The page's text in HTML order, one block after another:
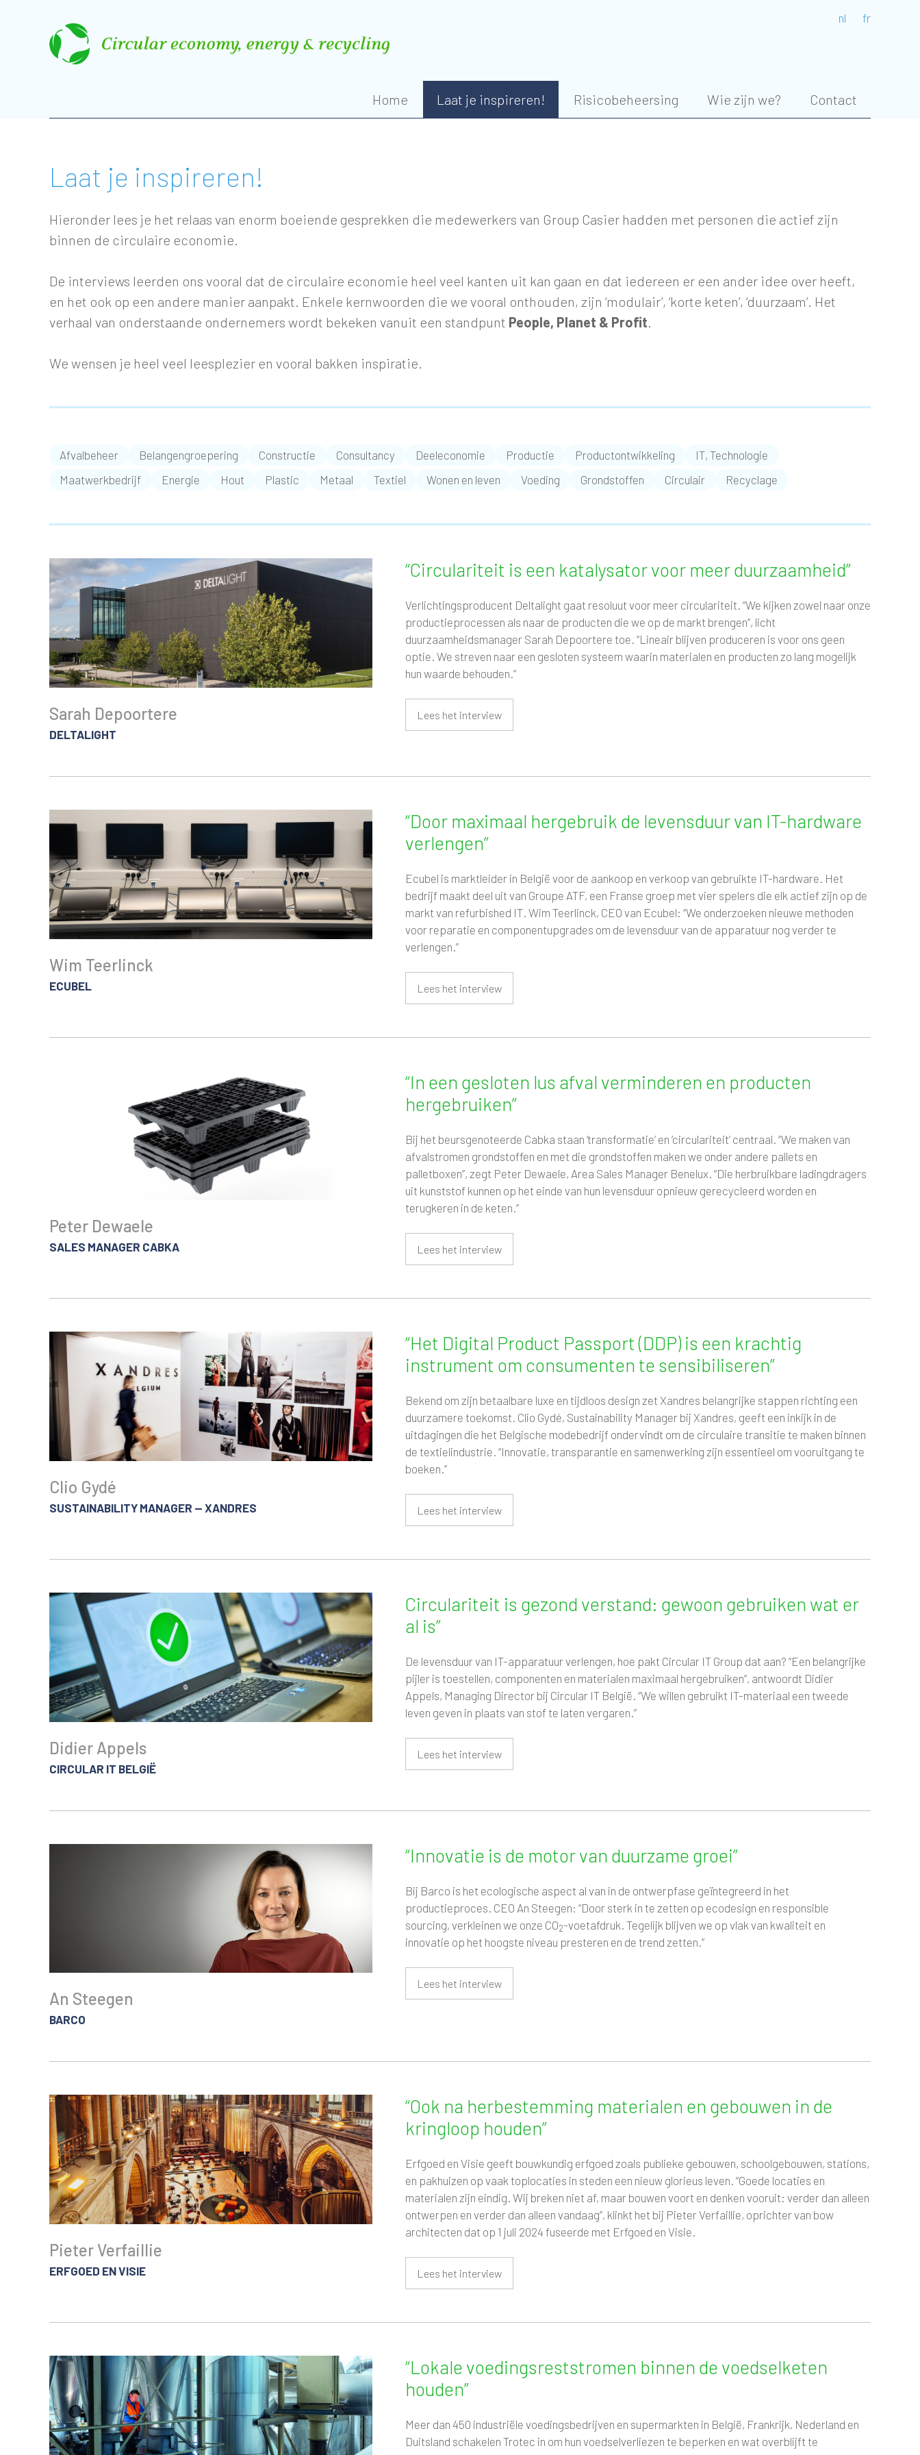
nl fr
Home Laat je inspireren! Risicobeheersing Wie zijn we? Contact
Laat je inspireren!
Hieronder lees je het relaas van enorm boeiende gesprekken die medewerkers van Group Casier hadden met personen die actief zijn
binnen de circulaire economie.
De interviews leerden ons vooral dat de circulaire economie heel veel kanten uit kan gaan en dat iedereen er een ander idee over heeft,
en het ook op een andere manier aanpakt. Enkele kernwoorden die we vooral onthouden, zijn ‘modulair’, ‘korte keten’, ‘duurzaam’. Het
verhaal van onderstaande ondernemers wordt bekeken vanuit een standpunt People, Planet & Profit.
We wensen je heel veel leesplezier en vooral bakken inspiratie.
Afvalbeheer Belangengroepering Constructie Consultancy Deeleconomie Productie Productontwikkeling
IT, Technologie
Maatwerkbedrijf
Energie Hout Plastic Metaal Textiel Wonen en leven Voeding Grondstoffen Circulair Recyclage
Sarah Depoortere
DELTALIGHT
“Circulariteit is een katalysator voor meer duurzaamheid”
Verlichtingsproducent Deltalight gaat resoluut voor meer circulariteit. “We kijken zowel naar onze
productieprocessen als naar de producten die we op de markt brengen”, licht
duurzaamheidsmanager Sarah Depoortere toe. “Lineair blijven produceren is voor ons geen
optie. We streven naar een gesloten systeem waarin materialen en producten zo lang mogelijk
hun waarde behouden.”
Lees het interview
Wim Teerlinck
ECUBEL
“Door maximaal hergebruik de levensduur van IT-hardware
verlengen”
Ecubel is marktleider in België voor de aankoop en verkoop van gebruikte IT-hardware. Het
bedrijf maakt deel uit van Groupe ATF, een Franse groep met vier spelers die elk actief zijn op de
markt van refurbished IT. Wim Teerlinck, CEO van Ecubel: “We onderzoeken nieuwe methoden
voor reparatie en componentupgrades om de levensduur van de apparatuur nog verder te
verlengen.”
Lees het interview
Peter Dewaele
SALES MANAGER CABKA
“In een gesloten lus afval verminderen en producten
hergebruiken”
Bij het beursgenoteerde Cabka staan ‘transformatie’ en ‘circulariteit’ centraal. “We maken van
afvalstromen grondstoffen en met die grondstoffen maken we onder andere pallets en
palletboxen”, zegt Peter Dewaele, Area Sales Manager Benelux. “Die herbruikbare ladingdragers
uit kunststof kunnen op het einde van hun levensduur opnieuw gerecycleerd worden en
terugkeren in de keten.”
Lees het interview
Clio Gydé
SUSTAINABILITY MANAGER — XANDRES
“Het Digital Product Passport (DDP) is een krachtig
instrument om consumenten te sensibiliseren”
Bekend om zijn betaalbare luxe en tijdloos design zet Xandres belangrijke stappen richting een
duurzamere toekomst. Clio Gydé, Sustainability Manager bij Xandres, geeft een inkijk in de
uitdagingen die het Belgische modebedrijf ondervindt om de circulaire transitie te maken binnen
de textielindustrie. “Innovatie, transparantie en samenwerking zijn essentieel om vooruitgang te
boeken.”
Lees het interview
Didier Appels
CIRCULAR IT BELGIË
Circulariteit is gezond verstand: gewoon gebruiken wat er
al is”
De levensduur van IT-apparatuur verlengen, hoe pakt Circular IT Group dat aan? “Een belangrijke
pijler is toestellen, componenten en materialen maximaal hergebruiken”, antwoordt Didier
Appels, Managing Director bij Circular IT België. “We willen gebruikt IT-materiaal een tweede
leven geven in plaats van stof te laten vergaren.”
Lees het interview
An Steegen
BARCO
“Innovatie is de motor van duurzame groei”
Bij Barco is het ecologische aspect al van in de ontwerpfase geïntegreerd in het
productieproces. CEO An Steegen: “Door sterk in te zetten op ecodesign en responsible
sourcing, verkleinen we onze CO2-voetafdruk. Tegelijk blijven we op vlak van kwaliteit en
innovatie op het hoogste niveau presteren en de trend zetten.”
Lees het interview
Pieter Verfaillie
ERFGOED EN VISIE
“Ook na herbestemming materialen en gebouwen in de
kringloop houden”
Erfgoed en Visie geeft bouwkundig erfgoed zoals publieke gebouwen, schoolgebouwen, stations,
en pakhuizen op vaak toplocaties in steden een nieuw glorieus leven. “Goede locaties en
materialen zijn eindig. Wij breken niet af, maar bouwen voort en denken vooruit: verder dan alleen
ontwerpen en verder dan alleen vandaag”, klinkt het bij Pieter Verfaillie, oprichter van bow
architecten dat op 1 juli 2024 fuseerde met Erfgoed en Visie.
Lees het interview
“Lokale voedingsreststromen binnen de voedselketen
houden”
Meer dan 450 industriële voedingsbedrijven en supermarkten in België, Frankrijk, Nederland en
Duitsland schakelen Trotec in om hun voedselverliezen te beperken en wat overblijft te